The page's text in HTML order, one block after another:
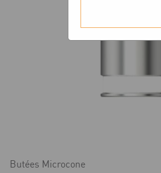
Butées Microcone